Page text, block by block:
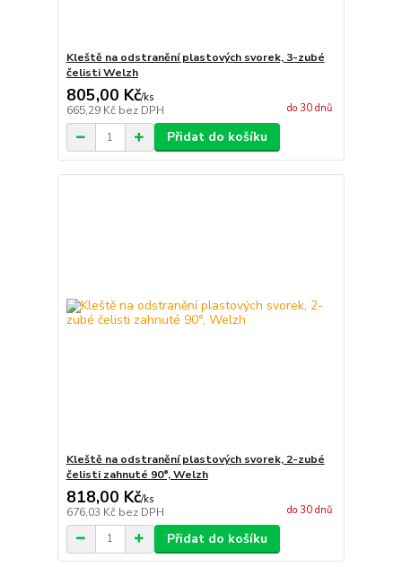
Kleště na odstranění plastových svorek, 3-zubé
čelisti Welzh
805,00 Kč/ks
665,29 Kč bez DPH do 30 dnů
Přidat do košíku
Kleště na odstranění plastových svorek, 2-zubé
čelisti zahnuté 90°, Welzh
818,00 Kč/ks
676,03 Kč bez DPH do 30 dnů
Přidat do košíku